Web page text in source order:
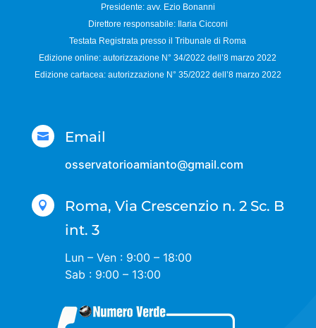
Presidente: avv. Ezio Bonanni
Direttore responsabile:
Ilaria Cicconi
Testata Registrata presso il Tribunale di Roma
Edizione online: autorizzazione N°34/2022 dell’8 marzo 2022
Edizione cartacea: autorizzazione N° 35/2022 dell’8 marzo 2022
 Email
osservatorioamianto@gmail.com

Roma, Via Crescenzio n. 2 Sc. B
int. 3
Lun – Ven : 9:00 – 18:00
Sab : 9:00 – 13:00